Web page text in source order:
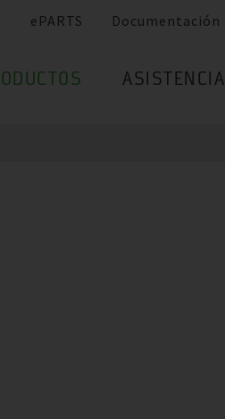
ePARTS Documentación
ASISTENCIA